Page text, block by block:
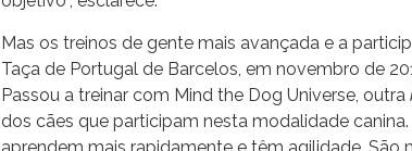
Mas os treinos de gente mais avançada e a
Taça de Portugal de Barcelos, em novembro de
Passou a treinar com Mind the Dog Universe, outra
dos cães que participam nesta modalidade canina.